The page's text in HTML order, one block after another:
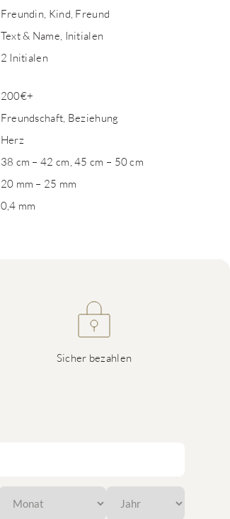
Freundin, Kind, Freund
Text & Name, Initialen
2 Initialen
200€+
Freundschaft, Beziehung
Herz
38 cm – 42 cm, 45 cm – 50 cm
20 mm – 25 mm
0,4 mm
Sicher bezahlen